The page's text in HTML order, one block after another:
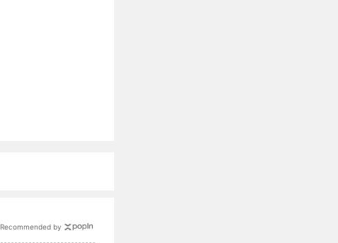
Recommended by